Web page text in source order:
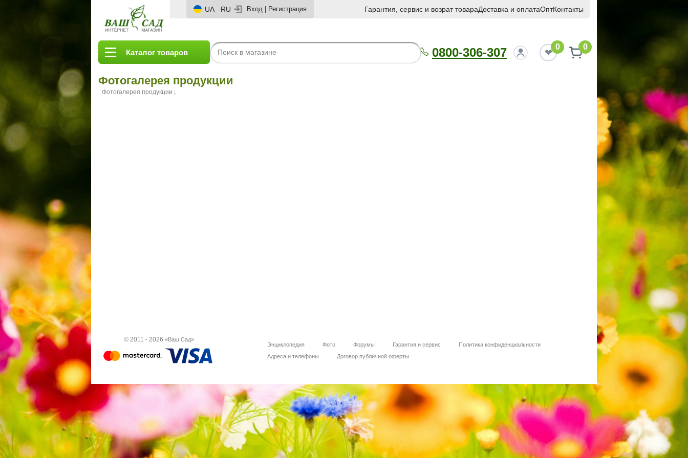
UA RU Вход Регистрация Гарантия, сервис и возрат товараДоставка и оплатаОптКонтакты
Каталог товаров 0800-306-307 0 0
Фотогалерея продукции
Фотогалерея продукции
© 2011 - 2026 «Ваш Сад»
Энциклопедия
Фото Форумы Гарантия и сервис
Политика конфиденциальности
Адреса и телефоны
Договор публичной оферты